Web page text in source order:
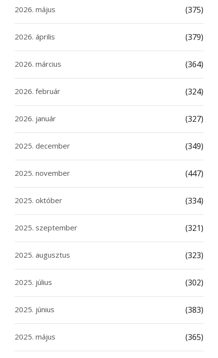
2026. május (375)
2026. április (379)
2026. március (364)
2026. február (324)
2026. január (327)
2025. december (349)
2025. november (447)
2025. október (334)
2025. szeptember (321)
2025. augusztus (323)
2025. július (302)
2025. június (383)
2025. május (365)